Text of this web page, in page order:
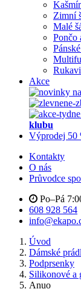
Zimní
Malé
Pončo
Akce
klubu
Výprodej 50
Kontakty
O nás
Průvodce
Po–Pá
608 928 564
Úvod
Dámské
Podprsenky
Silikonové a
Anuo